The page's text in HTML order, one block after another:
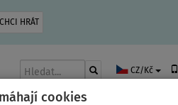
CHCI HRÁT
cookies
CZ/Kč